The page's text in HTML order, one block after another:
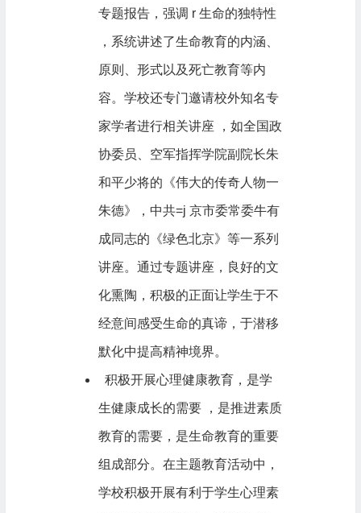
专题报告，强调 r 生命的独特性
，系统讲述了生命教育的内涵、
原则、形式以及死亡教育等内
容。学校还专门邀请校外知名专
家学者进行相关讲座 ，如全国政
协委员、空军指挥学院副院长朱
和平少将的《伟大的传奇人物一
朱德》，中共=j 京市委常委牛有
成同志的《绿色北京》等一系列
讲座。通过专题讲座，良好的文
化熏陶，积极的正面让学生于不
经意间感受生命的真谛，于潜移
默化中提高精神境界。
积极开展心理健康教育，是学
生健康成长的需要 ，是推进素质
教育的需要，是生命教育的重要
组成部分。在主题教育活动中，
学校积极开展有利于学生心理素